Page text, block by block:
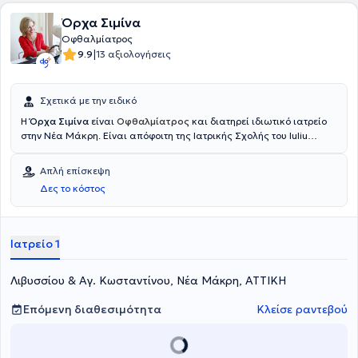
Όρχα Σιμίνα
Οφθαλμίατρος
9.9|13 αξιολογήσεις
Σχετικά με την ειδικό
ΗΌρχα Σιμίνα είναι Οφθαλμίατρος και διατηρεί ιδιωτικό ιατρείο
στην Νέα Μάκρη. Είναι απόφοιτη της Ιατρικής Σχολής του Iuliu
πολυετή εμπειρία στον τομέα της οφθαλμολογίας. Έχει εκπαιδευτεί
και εργαστεί σε μεγάλα νοσοκομεία της Ελλάδας, όπως το
νοσοκομείο Ερυθρός Σταυρός και το Γενικό Νοσοκομείο Αθηνών
"Γεώργιος Γεννηματάς", ενώ έχει διατελέσει και επιστημονικός
φθαλμολογικό ιατρείο
οφθαλμολογικής φροντίδας
Απλή επίσκεψη
Δες το κόστος
Ιατρείο 1
Λιβυσσίου & Αγ. Κωσταντίνου, Νέα Μάκρη, ΑΤΤΙΚΗ
Επόμενη διαθεσιμότητα
Κλείσε ραντεβού